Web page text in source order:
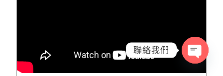
聯絡我們